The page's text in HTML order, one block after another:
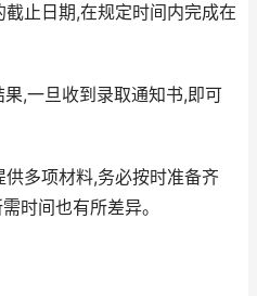
止日期,在规定时间内完成在
,一旦收到录取通知书,即可
多项材料,务必按时准备齐
时间也有所差异。